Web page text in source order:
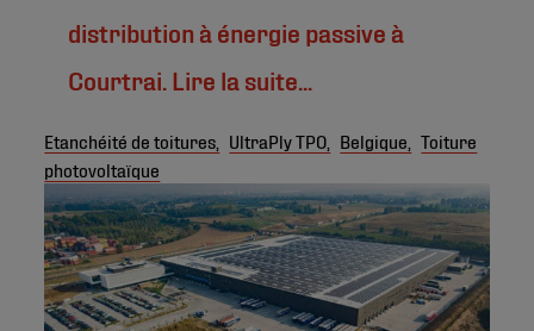
distribution à énergie passive à
Courtrai. Lire la suite...
Etanchéité de toitures, UltraPly TPO, Belgique,
Toiture
photovoltaïque